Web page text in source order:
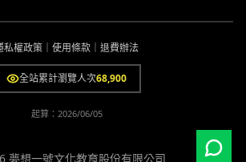
私權政策 使用條款 退費辦法
全站累計瀏覽人次68,900
起算： 2026/06/05
夢想一號文化教育股份有限公司